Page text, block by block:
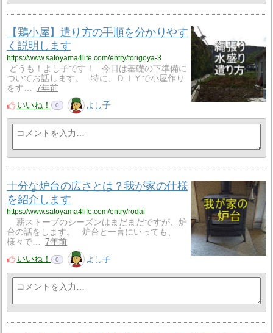
【鶏小屋】遣り方の手順を分かりやす
く説明します
https://www.satoyama4life.com/entry/torigoya-3
どうも！よし子です！ 今日は基礎の下準備に
ついてお話します。 特に、ＤＩＹで小屋作り
をす…
7年前
いいね！
0 よし子
十分な炉台の広さとは？我が家の仕様
を紹介します
https://www.satoyama4life.com/entry/rodai
薪ストーブのシーズンはまだまだですが、炉
台の話をします。 炉台と一言にいっても、
様々で…
7年前
いいね！
0 よし子